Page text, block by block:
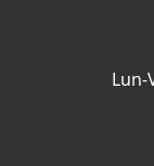
Lun-